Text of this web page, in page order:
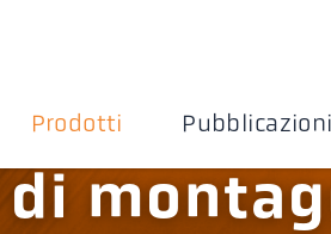
Prodotti Pubblicazioni
di